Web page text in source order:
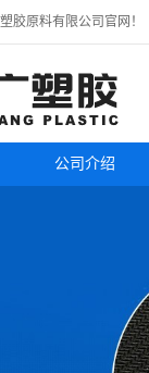
胶原料有限公司官网！
公司介绍